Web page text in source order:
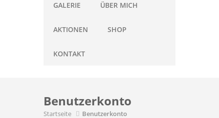
GALERIE ÜBER MICH
AKTIONEN SHOP
KONTAKT
Benutzerkonto
Startseite Benutzerkonto